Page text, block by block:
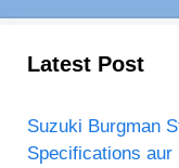
Latest Post
Suzuki Burgman
Specifications aur